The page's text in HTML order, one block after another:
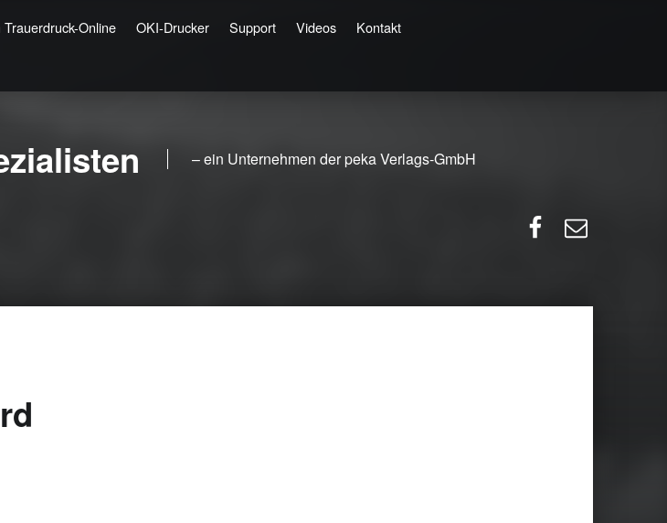
Trauerdruck-Online OKI-Drucker Support Videos Kontakt
– ein Unternehmen der peka Verlags-GmbH